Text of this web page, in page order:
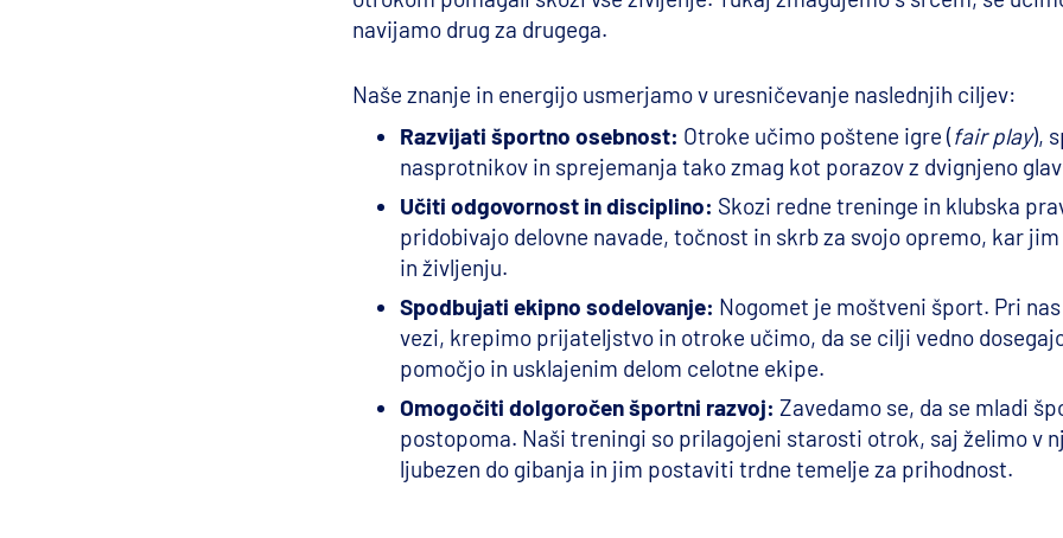
navijamo drug za drugega.
Naše znanje in energijo usmerjamo v uresničevanje naslednjih ciljev:
Razvijati športno osebnost: Otroke učimo poštene igre (fair play),
nasprotnikov in sprejemanja tako zmag kot porazov z dvignjeno
Učiti odgovornost in disciplino: Skozi redne treninge in klubska
pridobivajo delovne navade, točnost in skrb za svojo opremo, kar
in življenju.
Spodbujati ekipno sodelovanje: Nogomet je moštveni šport. Pri
vezi, krepimo prijateljstvo in otroke učimo, da se cilji vedno
pomočjo in usklajenim delom celotne ekipe.
Omogočiti dolgoročen športni razvoj: Zavedamo se, da se mladi
postopoma. Naši treningi so prilagojeni starosti otrok, saj želimo v
ljubezen do gibanja in jim postaviti trdne temelje za prihodnost.